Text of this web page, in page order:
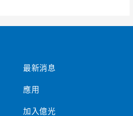
最新消息
應用
加入億光